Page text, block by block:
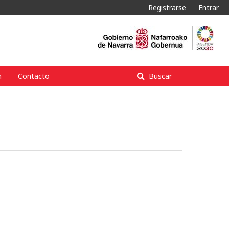
Contacto Buscar
Registrarse Entrar